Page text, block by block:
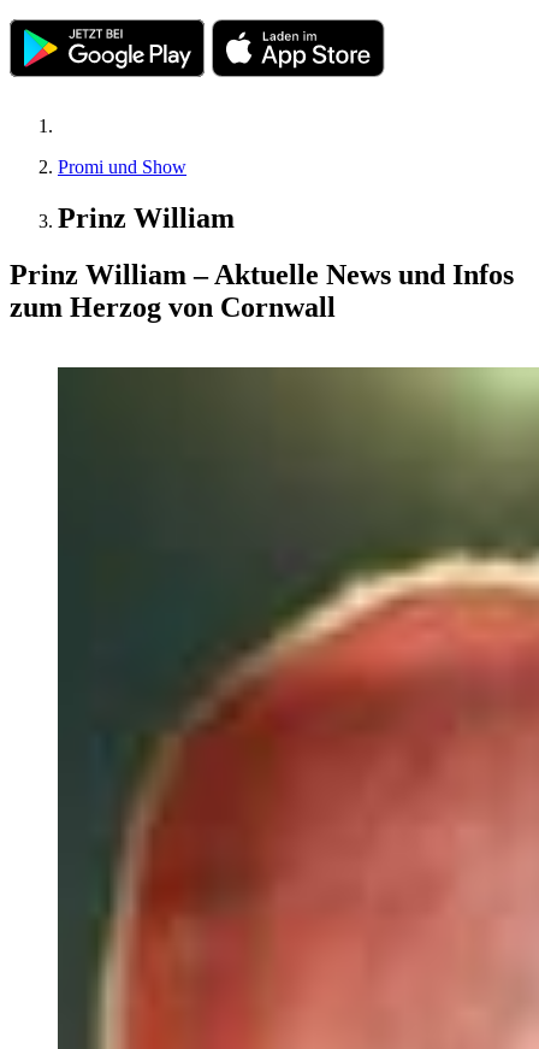
Promi und Show
Prinz William
Prinz William – Aktuelle News und Infos
zum Herzog von Cornwall